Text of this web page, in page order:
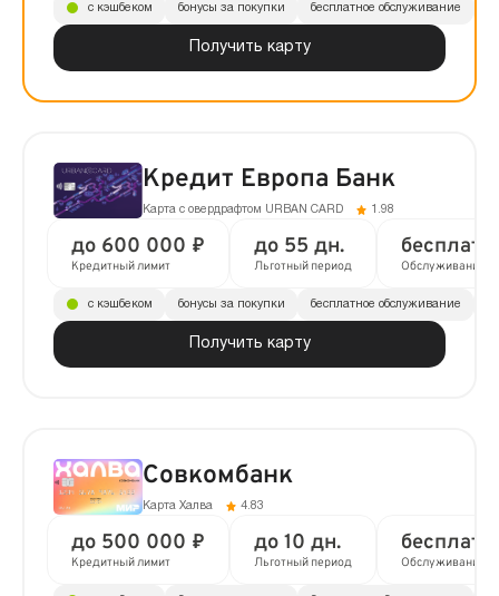
Получить карту
с кэшбеком бонусы за покупки бесплатное обслуживание
Кредит Европа Банк
Карта с овердрафтом URBAN CARD 1.98
до 600 000 ₽
Кредитный лимит
до 55 дн.
Льготный период Обслуживание
Получить карту
с кэшбеком бонусы за покупки бесплатное обслуживание
Совкомбанк
Карта Халва 4.83
до 500 000 ₽
Кредитный лимит
до 10 дн.
Льготный период Обслуживание